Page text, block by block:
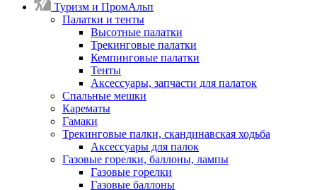
Туризм и ПромАльп
Палатки и тенты
Высотные палатки
Трекинговые палатки
Кемпинговые палатки
Тенты
Аксессуары, запчасти для палаток
Спальные мешки
Карематы
Гамаки
Трекинговые палки, скандинавская ходьба
Аксессуары для палок
Газовые горелки, баллоны, лампы
Газовые горелки
Газовые баллоны